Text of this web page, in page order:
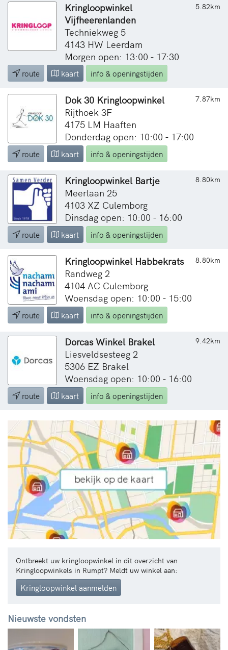
5.82km
Kringloopwinkel
Vijfheerenlanden
Techniekweg 5
4143 HW Leerdam
Morgen open: 13:00 - 17:30
route kaart info & openingstijden
7.87km
Dok 30 Kringloopwinkel
Rijthoek 3F
4175 LM Haaften
Donderdag open: 10:00 - 17:00
route kaart info & openingstijden
8.80km
Kringloopwinkel Bartje
Meerlaan 25
4103 XZ Culemborg
Dinsdag open: 10:00 - 16:00
route kaart info & openingstijden
8.80km
Kringloopwinkel Habbekrats
Randweg 2
4104 AC Culemborg
Woensdag open: 10:00 - 15:00
route kaart info & openingstijden
9.42km
Dorcas Winkel Brakel
Liesveldsesteeg 2
5306 EZ Brakel
Woensdag open: 10:00 - 16:00
route kaart info & openingstijden
Ontbreekt uw kringloopwinkel in dit overzicht van
Kringloopwinkels in Rumpt? Meldt uw winkel aan:
Kringloopwinkel aanmelden
Nieuwste vondsten